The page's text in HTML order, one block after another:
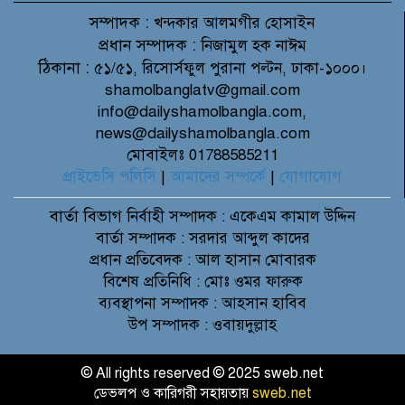
সম্পাদক : খন্দকার আলমগীর হোসাইন
প্রধান সম্পাদক : নিজামুল হক নাঈম
ঠিকানা : ৫১/৫১, রিসোর্সফুল পুরানা পল্টন, ঢাকা-১০০০।
shamolbanglatv@gmail.com
info@dailyshamolbangla.com,
news@dailyshamolbangla.com
মোবাইলঃ 01788585211
প্রাইভেসি পলিসি | আমাদের সম্পর্কে | যোগাযোগ
বার্তা বিভাগনির্বাহী সম্পাদক : একেএম কামাল উদ্দিন
বার্তা সম্পাদক : সরদার আব্দুল কাদের
প্রধান প্রতিবেদক : আল হাসান মোবারক
বিশেষ প্রতিনিধি : মোঃ ওমর ফারুক
ব্যবস্থাপনা সম্পাদক : আহসান হাবিব
উপ সম্পাদক : ওবায়দুল্লাহ
© All rights reserved © 2025 sweb.net
ডেভলপ ও কারিগরী সহায়তায়sweb.net